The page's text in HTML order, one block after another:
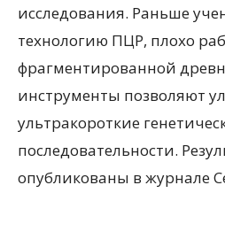
исследования. Раньше
технологию ПЦР, плохо
фрагментированной
инструменты позволяют
ультракороткие
последовательности.
опубликованы в журнале